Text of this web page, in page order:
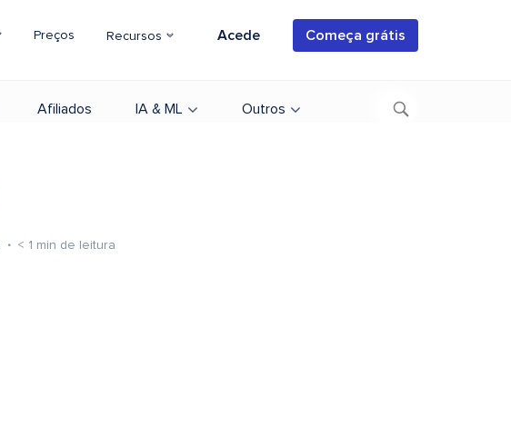
Preços Recursos Acede Começa grátis
Afiliados IA & ML Outros
< 1 min de leitura